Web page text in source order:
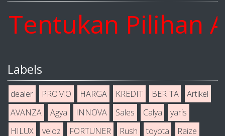
Pilihan
Labels
dealer PROMO HARGA KREDIT BERITA
Artikel
AVANZA
Agya INNOVA Sales Calya
yaris
HILUX
veloz FORTUNER Rush toyota
Raize